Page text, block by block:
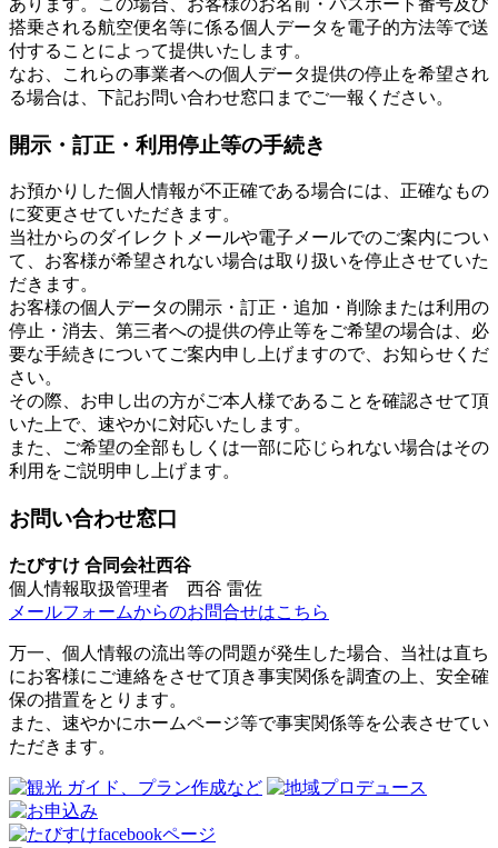
搭乗される航空便名等に係る個人データを電子的方法等で送
付することによって提供いたします。
なお、これらの事業者への個人データ提供の停止を希望され
る場合は、下記お問い合わせ窓口までご一報ください。
開示・訂正・利用停止等の手続き
お預かりした個人情報が不正確である場合には、正確なもの
に変更させていただきます。
当社からのダイレクトメールや電子メールでのご案内につい
て、お客様が希望されない場合は取り扱いを停止させていた
だきます。
お客様の個人データの開示・訂正・追加・削除または利用の
停止・消去、第三者への提供の停止等をご希望の場合は、必
要な手続きについてご案内申し上げますので、お知らせくだ
さい。
その際、お申し出の方がご本人様であることを確認させて頂
いた上で、速やかに対応いたします。
また、ご希望の全部もしくは一部に応じられない場合はその
利用をご説明申し上げます。
お問い合わせ窓口
たびすけ 合同会社西谷
個人情報取扱管理者 西谷 雷佐
メールフォームからのお問合せはこちら
万一、個人情報の流出等の問題が発生した場合、当社は直ち
にお客様にご連絡をさせて頂き事実関係を調査の上、安全確
保の措置をとります。
また、速やかにホームページ等で事実関係等を公表させてい
ただきます。